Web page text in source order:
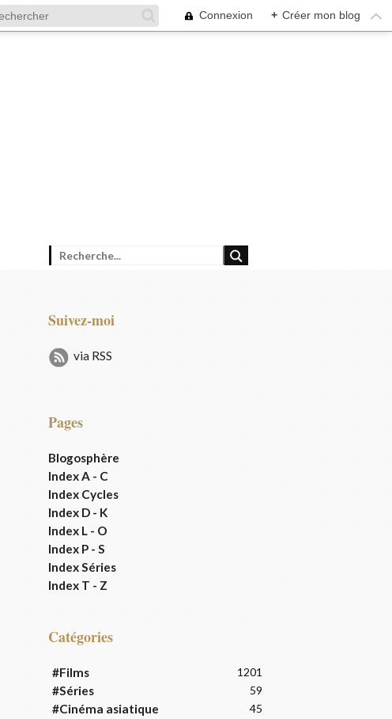
Connexion + Créer mon blog
Suivez-moi
via RSS
Pages
Blogosphère
Index A - C
Index Cycles
Index D - K
Index L - O
Index P - S
Index Séries
Index T - Z
Catégories
#Films 1201
#Séries 59
#Cinéma asiatique 45